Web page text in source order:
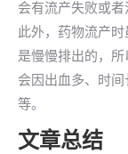
会有流产失败或者
此外，药物流产
是慢慢排出的，
会因出血多、时
等。
文章总结